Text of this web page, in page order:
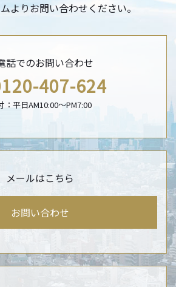
よりお問い合わせください。
話でのお問い合わせ
407-624
：平日AM10:00〜PM7:00
メールはこちら
お問い合わせ